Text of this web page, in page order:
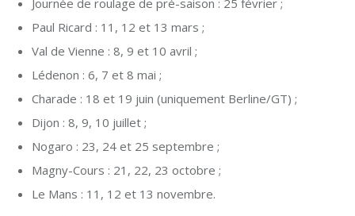
Journée de roulage de pré-saison : 25 février ;
Paul Ricard : 11, 12 et 13 mars ;
Val de Vienne : 8, 9 et 10 avril ;
Lédenon : 6, 7 et 8 mai ;
Charade : 18 et 19 juin (uniquement Berline/GT) ;
Dijon : 8, 9, 10 juillet ;
Nogaro : 23, 24 et 25 septembre ;
Magny-Cours : 21, 22, 23 octobre ;
Le Mans : 11, 12 et 13 novembre.